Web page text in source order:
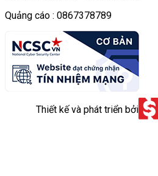
Quảng cáo : 0867378789
Thiết kế và phát triển bởi